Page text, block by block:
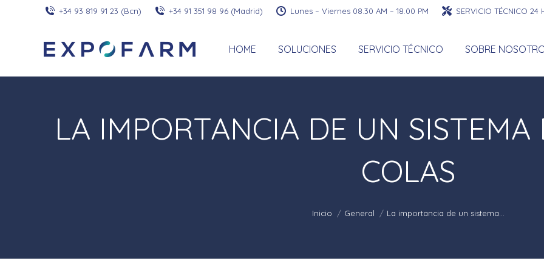
+34 93 819 91 23 (Bcn) +34 91 351 98 96 (Madrid) Lunes – Viernes 08.30 AM – 18.00 PM SERVICIO TÉCNICO 24
HOME SOLUCIONES SERVICIO TÉCNICO SOBRE
LA IMPORTANCIA DE UN SISTEMA
COLAS
Estás aquí:
Inicio General La importancia de un sistema…